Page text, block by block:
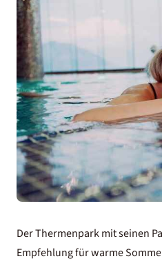
Der Thermenpark mit seinen
Empfehlung für warme